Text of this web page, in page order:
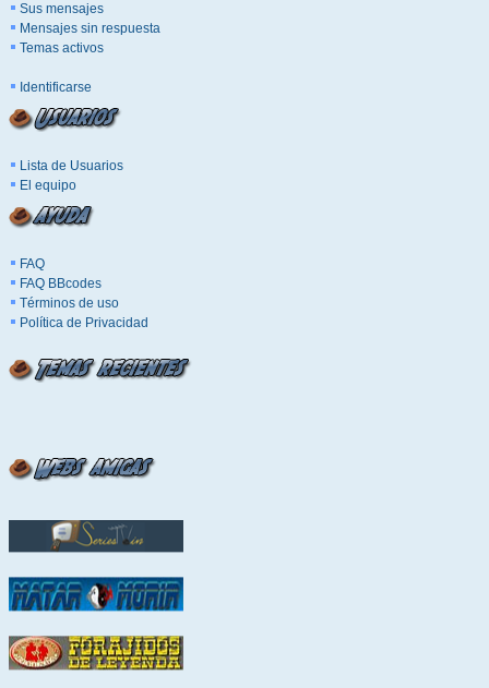
Sus mensajes
Mensajes sin respuesta
Temas activos
Identificarse
Lista de Usuarios
El equipo
FAQ
FAQ BBcodes
Términos de uso
Política de Privacidad